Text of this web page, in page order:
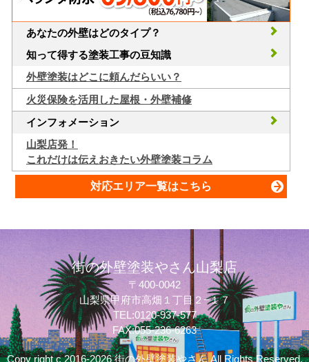
あなたの外壁はどのタイプ？
知って得する塗装工事の豆知識
外壁塗装はどこに頼んだらいい？
火災保険を活用した屋根・外壁補修
インフォメーション
山梨店発！
これだけは伝えおきたい外壁塗装コラム
対応エリア一覧はこちら
街の外壁塗装やさん山梨店
〒400-0042
山梨県甲府市高畑１丁目２−１７
TEL:0120-937-577
FAX:055-236-6263
Copy right c 2016-2026 街の外壁塗装やさん All Rights Reserved.